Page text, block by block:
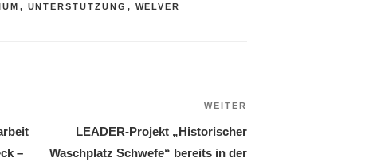
, UNTERSTÜTZUNG , WELVER
–
Beitrag
WEITER
LEADER-Projekt „Historischer
Waschplatz Schwefe“ bereits in der